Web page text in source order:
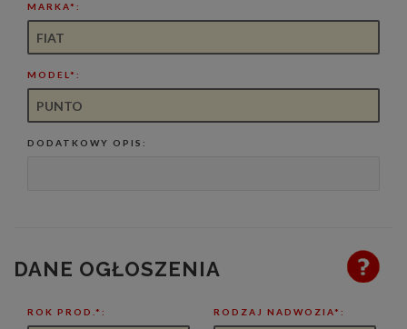
MARKA*:
MODEL*:
DODATKOWY OPIS:
DANE OGŁOSZENIA
ROK PROD.*: RODZAJ NADWOZIA*: